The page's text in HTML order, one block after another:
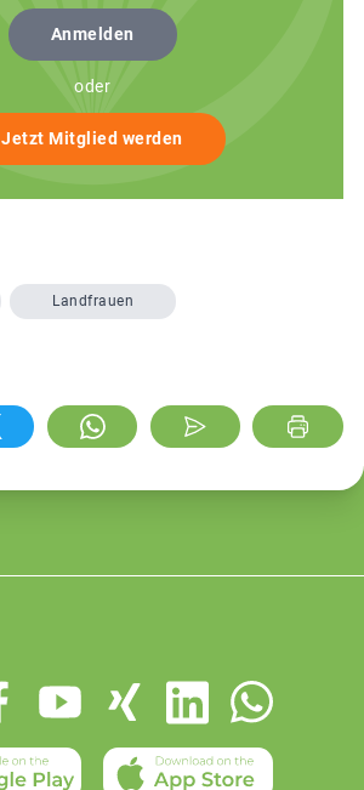
Anmelden
oder
Jetzt Mitglied werden
Landfrauen